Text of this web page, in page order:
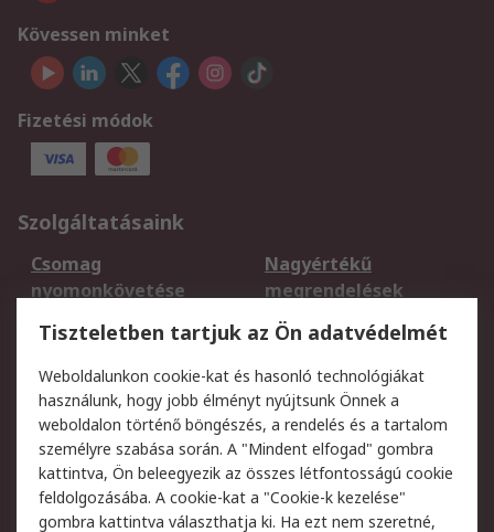
Kövessen minket
Fizetési módok
Szolgáltatásaink
Csomag
nyomonkövetése
Nagyértékű
megrendelések
Regisztráció
Szállítás
Termékvisszaküldés
Szolgáltatások
Jogi
Adatvédelmi
szabályzat
Az RS értékesítési
feltételei
Tiszteletben tartjuk az Ön adatvédelmét
Weboldalunkon cookie-kat és hasonló technológiákat
használunk, hogy jobb élményt nyújtsunk Önnek a
weboldalon történő böngészés, a rendelés és a tartalom
személyre szabása során. A "Mindent elfogad" gombra
kattintva, Ön beleegyezik az összes létfontosságú cookie
feldolgozásába. A cookie-kat a "Cookie-k kezelése"
gombra kattintva választhatja ki. Ha ezt nem szeretné,